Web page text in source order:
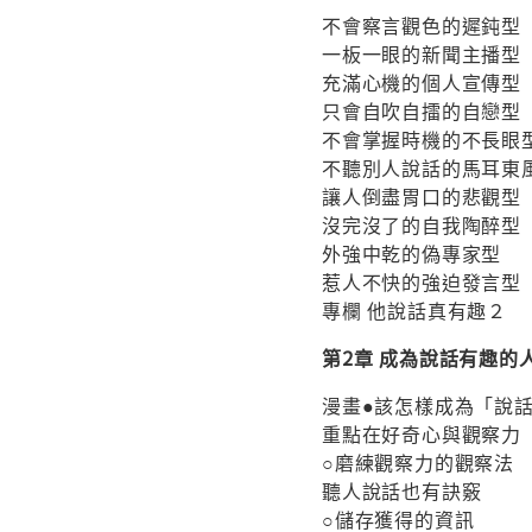
不會察言觀色的遲鈍型
一板一眼的新聞主播型
充滿心機的個人宣傳型
只會自吹自擂的自戀型
不會掌握時機的不長眼
不聽別人說話的馬耳東
讓人倒盡胃口的悲觀型
沒完沒了的自我陶醉型
外強中乾的偽專家型
惹人不快的強迫發言型
專欄 他說話真有趣２
第2章 成為說話有趣的
漫畫●該怎樣成為「說
重點在好奇心與觀察力
○磨練觀察力的觀察法
聽人說話也有訣竅
○儲存獲得的資訊